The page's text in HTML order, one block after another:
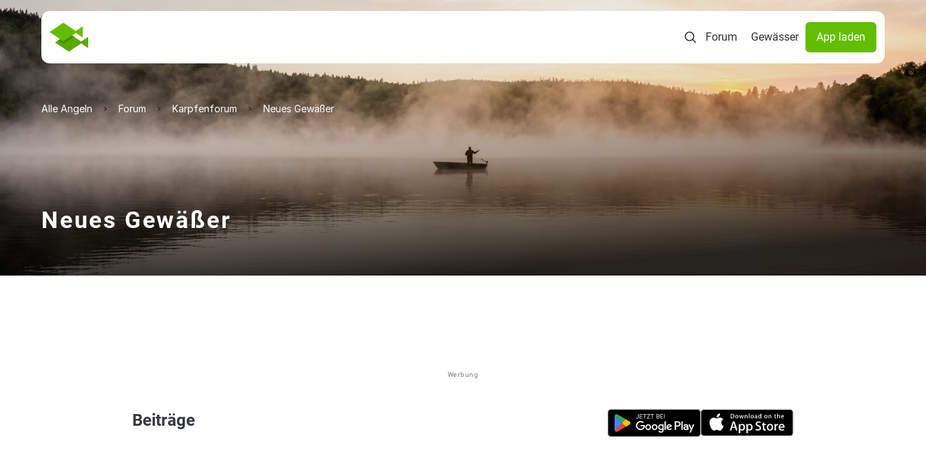
Forum Gewässer App laden
Alle Angeln Forum Karpfenforum Neues Gewäßer
Neues Gewäßer
Werbung
Beiträge